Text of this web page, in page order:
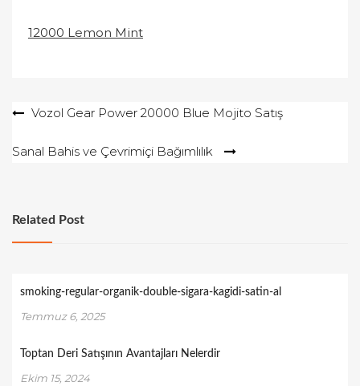
12000 Lemon Mint
YazıVozol Gear Power 20000 Blue Mojito Satış
Sanal Bahis ve Çevrimiçi Bağımlılık
Related Post
smoking-regular-organik-double-sigara-kagidi-satin-al
Temmuz 6, 2025
Toptan Deri Satışının Avantajları Nelerdir
Ekim 15, 2024